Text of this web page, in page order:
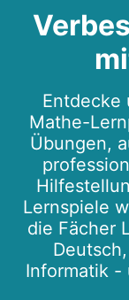
Entdecke
Mathe-
Übungen,
Lernspiele
die Fächer
Informatik -